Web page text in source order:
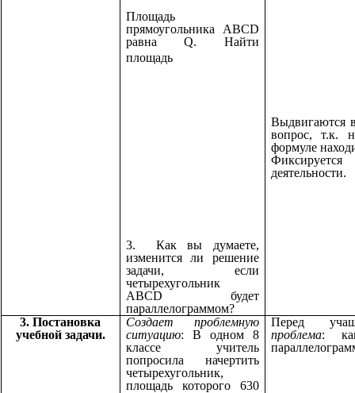
Площадь
прямоугольника ABCD
равна Q. Найти
площадь
3. Как вы думаете,
изменится ли решение
задачи, если
четырехугольник
ABCD будет
параллелограммом?
Выдвигаются
вопрос, т.к.
формуле
деятельности.
3. Постановка
учебной задачи.
Создает проблемную
ситуацию: В одном 8
классе учитель
попросила начертить
четырехугольник,
площадь которого 630
Перед
проблема: